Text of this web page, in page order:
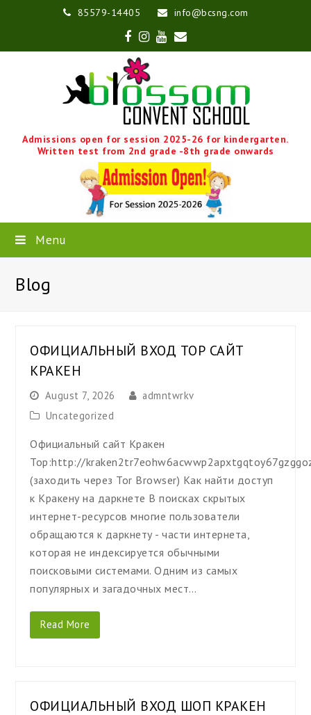
85579-14405 info@bcsng.com
Facebook
Instagram
Youtube
Email
Admissions open for session 2025-26 for kindergarten.
Written test from 2nd grade -8th grade onwards
Menu
Blog
ОФИЦИАЛЬНЫЙ ВХОД ТОР САЙТ
КРАКЕН
August 7, 2026
admntwrkv
Uncategorized
Официальный сайт Кракен
Тор:http://
(заходить через Tor Browser) Как найти доступ
к Кракену на даркнете В поисках скрытых
интернет-ресурсов многие пользователи
обращаются к даркнету - части интернета,
которая не индексируется обычными
поисковыми системами. Одним из самых
популярных и загадочных мест…
Read More
ОФИЦИАЛЬНЫЙ ВХОД ШОП КРАКЕН